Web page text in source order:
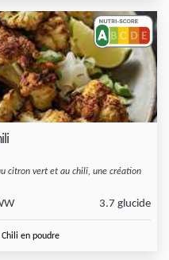
citron vert et au chili, une création
3.7 glucide
Chili en poudre